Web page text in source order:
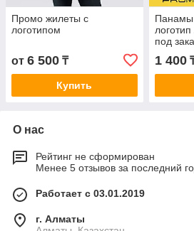
Промо жилеты с
логотипом
от 6 500 ₸
Купить
Панамы
под
1 400
О нас
Рейтинг не сформирован
Менее 5 отзывов за последний
Работает с 03.01.2019
г. Алматы